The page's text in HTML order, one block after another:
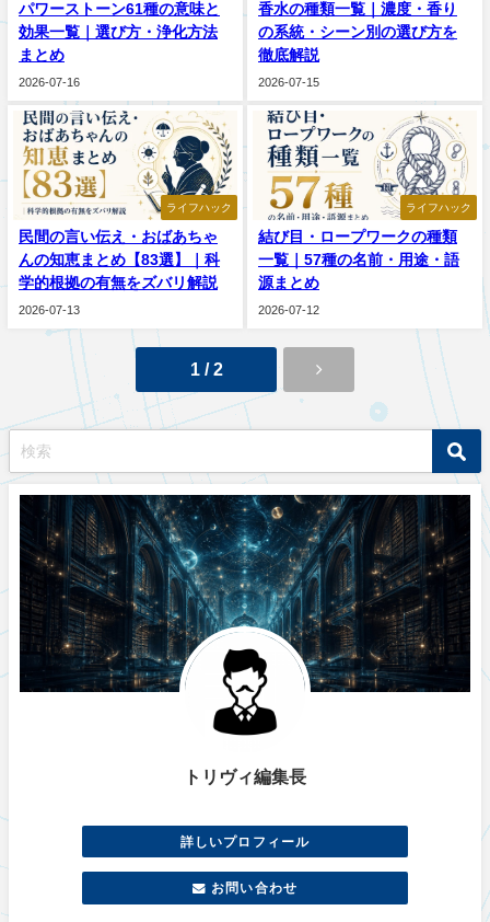
パワーストーン61種の意味と
効果一覧｜選び方・浄化方法
まとめ
2026-07-16
香水の種類一覧｜濃度・香り
の系統・シーン別の選び方を
徹底解説
2026-07-15
ライフハック
民間の言い伝え・おばあちゃ
んの知恵まとめ【83選】｜科
学的根拠の有無をズバリ解説
2026-07-13
ライフハック
結び目・ロープワークの種類
一覧｜57種の名前・用途・語
源まとめ
2026-07-12
1 / 2
トリヴィ編集長
詳しいプロフィール
お問い合わせ